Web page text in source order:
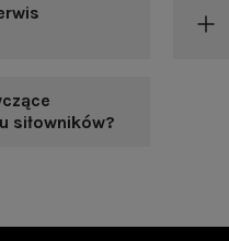
siłowników?